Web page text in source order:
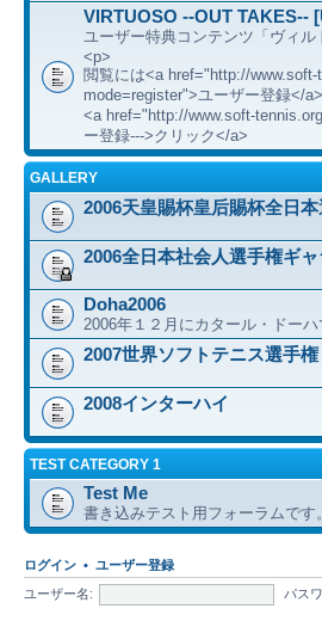
VIRTUOSO --OUT TAKES--
ユーザー特典コンテンツ「ヴィ
<p>
閲覧には<a href="http://
mode=register">ユーザー登録</
<a href="http://www.soft-
ー登録--->クリック</a>
GALLERY
2006天皇賜杯皇后賜杯全日
2006全日本社会人選手権ギ
Doha2006
2006年１２月にカタール・ドー
2007世界ソフトテニス選手権
2008インターハイ
TEST CATEGORY 1
Test Me
書き込みテスト用フォーラムです。
ログイン • ユーザー登録
ユーザー名: パス